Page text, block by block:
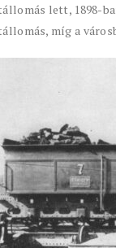
lett, 1898-
míg a